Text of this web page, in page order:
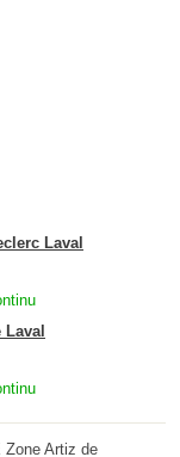
Laval
Laval
Zone Artiz de